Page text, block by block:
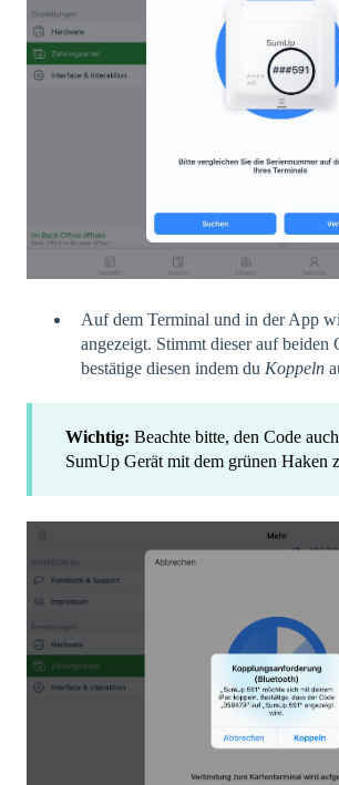
Auf dem Terminal und in der App
angezeigt. Stimmt dieser auf beiden
bestätige diesen indem du Koppeln
Wichtig: Beachte bitte, den Code
SumUp Gerät mit dem grünen Haken